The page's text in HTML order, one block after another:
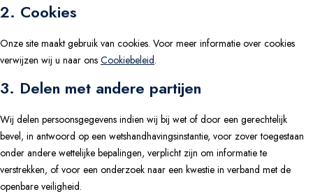
2. Cookies
Onze site maakt gebruik van cookies. Voor meer informatie over cookies
verwijzen wij u naar ons Cookiebeleid.
3. Delen met andere partijen
Wij delen persoonsgegevens indien wij bij wet of door een gerechtelijk
bevel, in antwoord op een wetshandhavingsinstantie, voor zover toegestaan
onder andere wettelijke bepalingen, verplicht zijn om informatie te
verstrekken, of voor een onderzoek naar een kwestie in verband met de
openbare veiligheid.